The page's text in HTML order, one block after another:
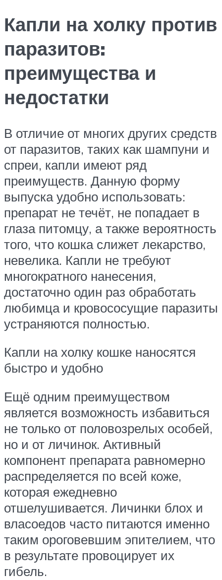
Капли на холку против
паразитов:
преимущества и
недостатки
В отличие от многих других средств
от паразитов, таких как шампуни и
спреи, капли имеют ряд
преимуществ. Данную форму
выпуска удобно использовать:
препарат не течёт, не попадает в
глаза питомцу, а также вероятность
того, что кошка слижет лекарство,
невелика. Капли не требуют
многократного нанесения,
достаточно один раз обработать
любимца и кровососущие паразиты
устраняются полностью.
Капли на холку кошке наносятся
быстро и удобно
Ещё одним преимуществом
является возможность избавиться
не только от половозрелых особей,
но и от личинок. Активный
компонент препарата равномерно
распределяется по всей коже,
которая ежедневно
отшелушивается. Личинки блох и
власоедов часто питаются именно
таким ороговевшим эпителием, что
в результате провоцирует их
гибель.